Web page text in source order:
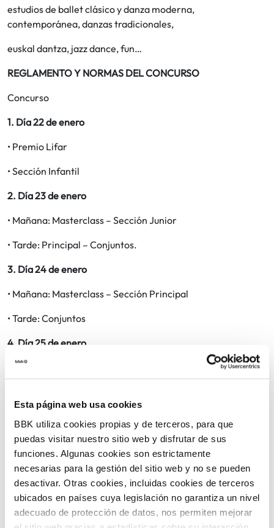
Esta página web usa cookies
BBK utiliza cookies propias y de terceros, para que
puedas visitar nuestro sitio web y disfrutar de sus
funciones. Algunas cookies son estrictamente
necesarias para la gestión del sitio web y no se pueden
desactivar. Otras cookies, incluidas cookies de terceros
ubicados en países cuya legislación no garantiza un nivel
adecuado de protección de datos, nos permiten mejorar
estudios de ballet clásico y danza moderna,
contemporánea, danzas tradicionales,
euskal dantza, jazz dance, fun…
REGLAMENTO Y NORMAS DEL CONCURSO
Concurso
1. Día 22 de enero
• Premio Lifar
• Sección Infantil
2. Día 23 de enero
• Mañana: Masterclass – Sección Junior
• Tarde: Principal – Conjuntos.
3. Día 24 de enero
• Mañana: Masterclass – Sección Principal
• Tarde: Conjuntos
4. Día 25 de enero
• Mañana: Masterclass – Finales